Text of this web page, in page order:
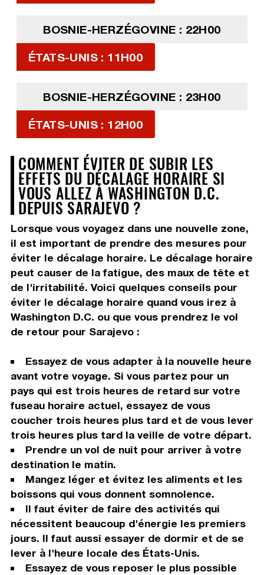
BOSNIE-HERZÉGOVINE : 22H00
ÉTATS-UNIS : 11H00
BOSNIE-HERZÉGOVINE : 23H00
ÉTATS-UNIS : 12H00
COMMENT ÉVITER DE SUBIR LES
EFFETS DU DÉCALAGE HORAIRE SI
VOUS ALLEZ À WASHINGTON D.C.
DEPUIS SARAJEVO ?
Lorsque vous voyagez dans une nouvelle zone,
il est important de prendre des mesures pour
éviter le décalage horaire. Le décalage horaire
peut causer de la fatigue, des maux de tête et
de l'irritabilité. Voici quelques conseils pour
éviter le décalage horaire quand vous irez à
Washington D.C. ou que vous prendrez le vol
de retour pour Sarajevo :
Essayez de vous adapter à la nouvelle heure
avant votre voyage. Si vous partez pour un
pays qui est trois heures de retard sur votre
fuseau horaire actuel, essayez de vous
coucher trois heures plus tard et de vous lever
trois heures plus tard la veille de votre départ.
Prendre un vol de nuit pour arriver à votre
destination le matin.
Mangez léger et évitez les aliments et les
boissons qui vous donnent somnolence.
Il faut éviter de faire des activités qui
nécessitent beaucoup d'énergie les premiers
jours. Il faut aussi essayer de dormir et de se
lever à l'heure locale des États-Unis.
Essayez de vous reposer le plus possible